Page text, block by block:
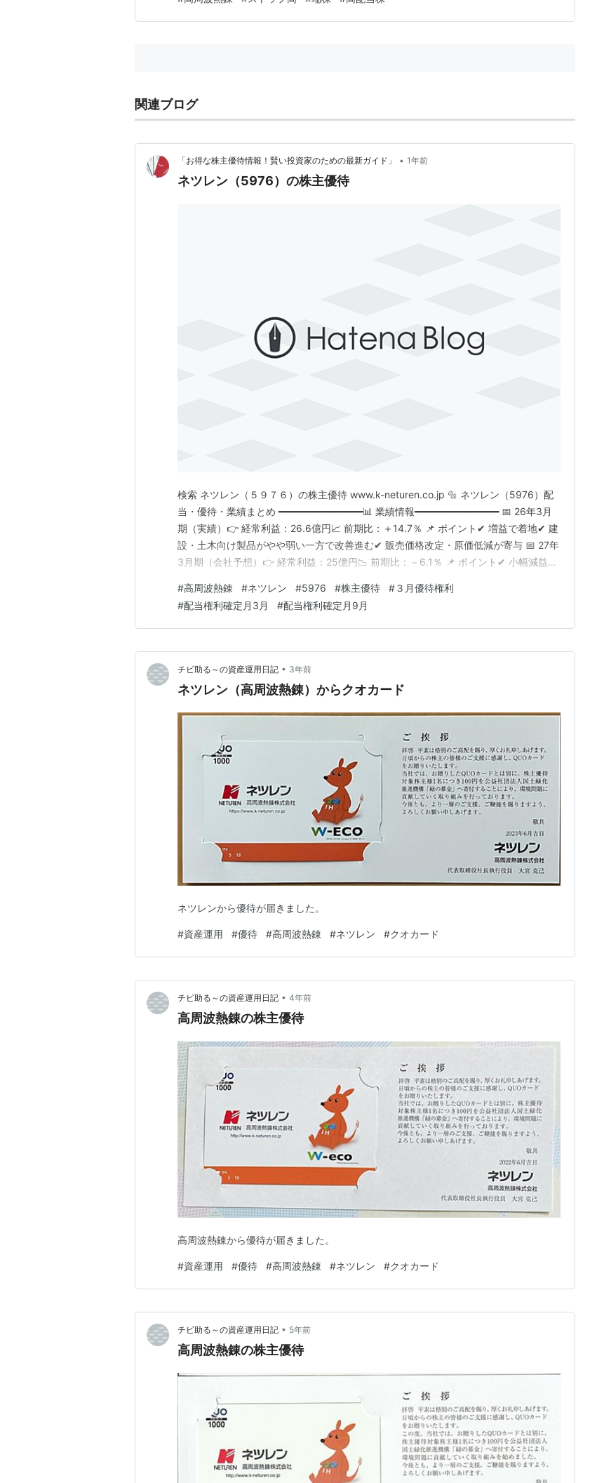
関連ブログ
「お得な株主優待情報！賢い投資家のための最新ガイド」 • 1年前
ネツレン（5976）の株主優待
検索 ネツレン（５９７６）の株主優待 www.k-neturen.co.jp 🔩 ネツレン（5976）配
当・優待・業績まとめ ━━━━━━━━━━━━━━━📊 業績情報━━━━━━━━━━━━━━━ 📅 26年3月
期（実績）👉 経常利益：26.6億円📈 前期比：＋14.7％ 📌 ポイント✔ 増益で着地✔ 建
設・土木向け製品がやや弱い一方で改善進む✔ 販売価格改定・原価低減が寄与 📅 27年
3月期（会社予想）👉 経常利益：25億円📉 前期比：－6.1％ 📌 ポイント✔ 小幅減益見
━━━━━━━━━━━━━━━📈 四半期動向（1〜3…
#高周波熱錬 #ネツレン #5976 #株主優待 #３月優待権利
#配当権利確定月3月 #配当権利確定月9月
チビ助る～の資産運用日記 • 3年前
ネツレン（高周波熱錬）からクオカード
ネツレンから優待が届きました。
#資産運用 #優待 #高周波熱錬 #ネツレン #クオカード
チビ助る～の資産運用日記 • 4年前
高周波熱錬の株主優待
高周波熱錬から優待が届きました。
#資産運用 #優待 #高周波熱錬 #ネツレン #クオカード
チビ助る～の資産運用日記 • 5年前
高周波熱錬の株主優待